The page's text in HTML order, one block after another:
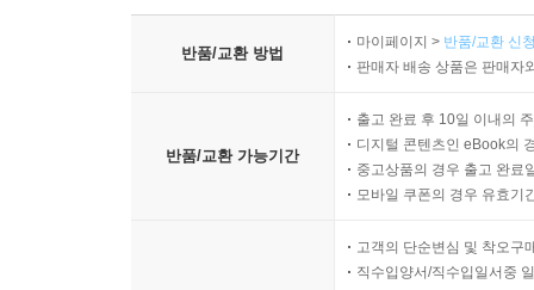
반품/교환 방법
마이페이지 > 반품/교환 신
판매자 배송 상품은 판매자
반품/교환 가능기간
출고 완료 후 10일 이내의
디지털 콘텐츠인 eBook의
중고상품의 경우 출고 완료
모바일 쿠폰의 경우 유효기
고객의 단순변심 및 착오구
직수입양서/직수입일서중